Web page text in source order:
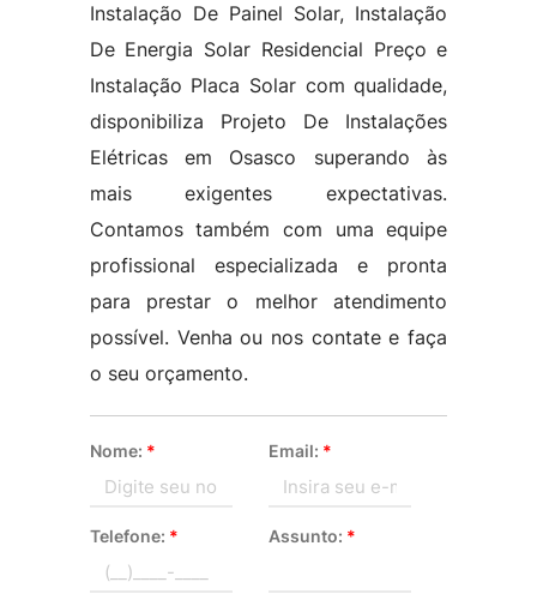
Instalação De Painel Solar, Instalação
De Energia Solar Residencial Preço e
Instalação Placa Solar com qualidade,
disponibiliza Projeto De Instalações
Elétricas em Osasco superando às
mais exigentes expectativas.
Contamos também com uma equipe
profissional especializada e pronta
para prestar o melhor atendimento
possível. Venha ou nos contate e faça
o seu orçamento.
Nome: * Email: *
Telefone: * Assunto: *